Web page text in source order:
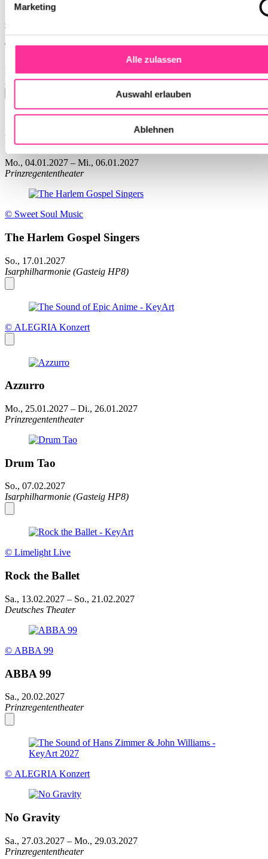
Marketing
Alle zulassen
Auswahl erlauben
Ablehnen
© Sweet Soul Music
The Queens of Soul
Mo., 28.12.2026
Herkulessaal
Rat Pack
Mo., 04.01.2027 – Mi., 06.01.2027
Prinzregententheater
© Sweet Soul Music
The Harlem Gospel Singers
So., 17.01.2027
Isarphilharmonie (Gasteig HP8)
© ALEGRIA Konzert
Azzurro
Mo., 25.01.2027 – Di., 26.01.2027
Prinzregententheater
Drum Tao
So., 07.02.2027
Isarphilharmonie (Gasteig HP8)
© Limelight Live
Rock the Ballet
Sa., 13.02.2027 – So., 21.02.2027
Deutsches Theater
© ABBA 99
ABBA 99
Sa., 20.02.2027
Prinzregententheater
© ALEGRIA Konzert
No Gravity
Sa., 27.03.2027 – Mo., 29.03.2027
Prinzregententheater